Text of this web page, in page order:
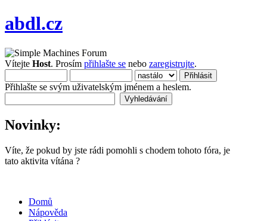
abdl.cz
Vítejte Host. Prosím přihlašte se nebo zaregistrujte.
Přihlašte se svým uživatelským jménem a heslem.
Novinky:
Víte, že pokud by jste rádi pomohli s chodem tohoto fóra, je
tato aktivita vítána ?
Domů
Nápověda